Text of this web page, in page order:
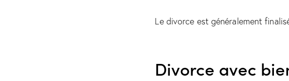
Le divorce est généralement
Divorce avec